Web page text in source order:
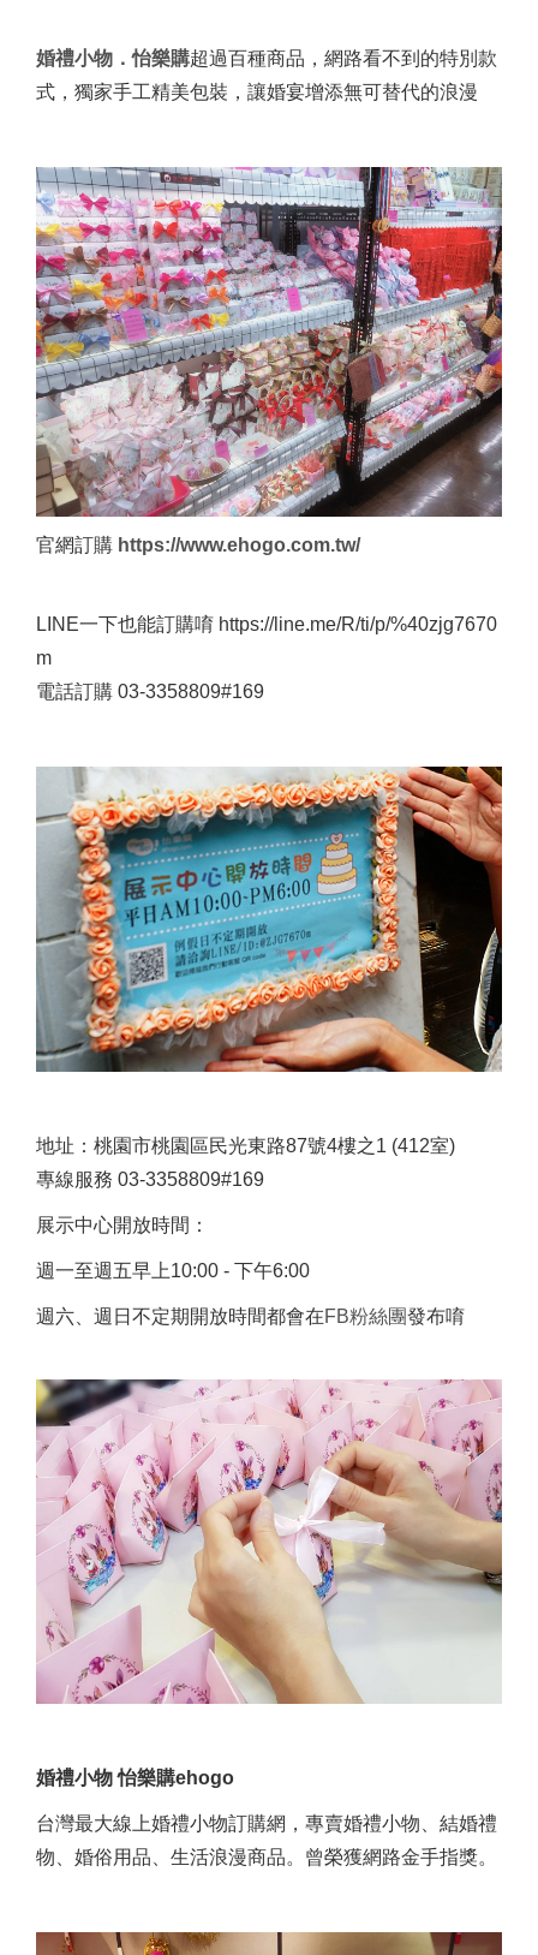
婚禮小物．怡樂購超過百種商品，網路看不到的特別款
式，獨家手工精美包裝，讓婚宴增添無可替代的浪漫
官網訂購 https://www.ehogo.com.tw/
LINE一下也能訂購唷 https://line.me/R/ti/p/%40zjg7670
m
電話訂購 03-3358809#169
地址：桃園市桃園區民光東路87號4樓之1 (412室)
專線服務 03-3358809#169
展示中心開放時間：
週一至週五早上10:00 - 下午6:00
週六、週日不定期開放時間都會在FB粉絲團發布唷
婚禮小物 怡樂購ehogo
台灣最大線上婚禮小物訂購網，專賣婚禮小物、結婚禮
物、婚俗用品、生活浪漫商品。曾榮獲網路金手指獎。